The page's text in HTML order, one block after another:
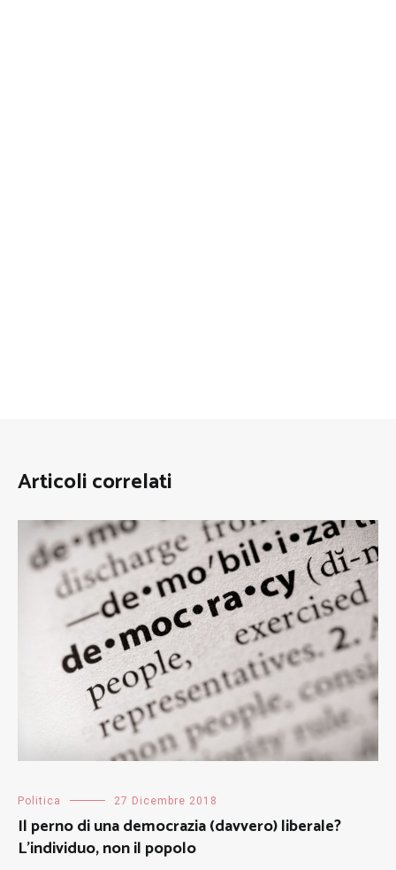
Articoli correlati
Politica 27 Dicembre 2018
Il perno di una democrazia (davvero) liberale?
L’individuo, non il popolo